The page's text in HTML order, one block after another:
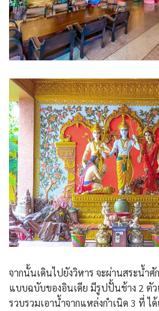
จากนั้นเดินไปยังวิหาร จะผ่านสระน้ำ
แบบฉบับของอินเดีย มีรูปปั้นช้าง 2 ตั
รวบรวมเอาน้ำจากแหล่งกำเนิด 3 ที่ ไ